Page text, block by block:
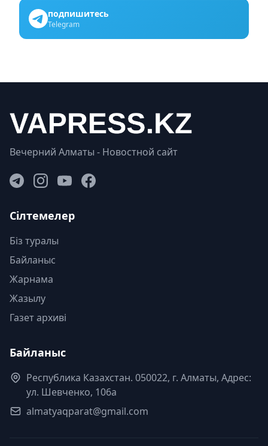
подпишитесь
Telegram
Вечерний Алматы - Новостной сайт
Сілтемелер
Біз туралы
Байланыс
Жарнама
Жазылу
Газет архиві
Байланыс
Республика Казахстан. 050022, г. Алматы, Адрес:
ул. Шевченко, 106а
almatyaqparat@gmail.com